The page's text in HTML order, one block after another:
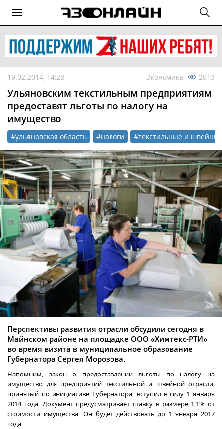
19.02.2014, 14:28 Экономика 2013
Ульяновским текстильным предприятиям
предоставят льготы по налогу на
имущество
#ульяновская область #налоги #текстильные и
Перспективы развития отрасли обсудили сегодня в
Майнском районе на площадке ООО «Химтекс-РТИ»
во время визита в муниципальное образование
Губернатора Сергея Морозова.
Напомним, закон о предоставлении льготы по налогу на
имущество для предприятий текстильной и швейной отрасли,
принятый по инициативе Губернатора, вступил в силу 1 января
2014 года. Документ предусматривает ставку в размере 1,1% от
стоимости имущества. Он будет действовать до 1 января 2017
года.